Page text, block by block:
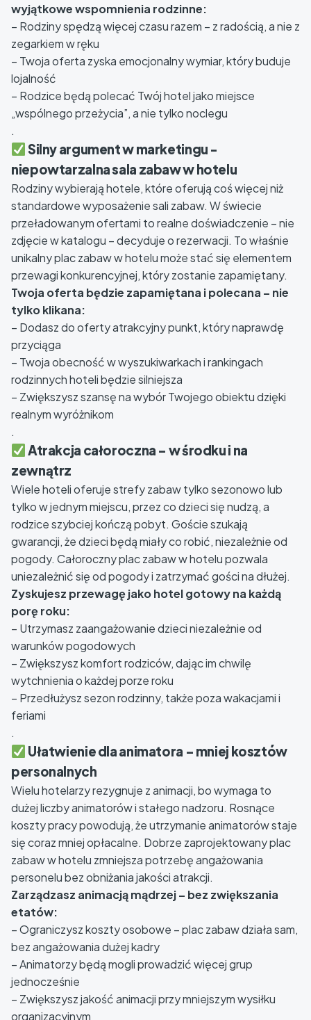
wyjątkowe wspomnienia rodzinne:
– Rodziny spędzą więcej czasu razem – z radością, a nie z
zegarkiem w ręku
– Twoja oferta zyska emocjonalny wymiar, który buduje
lojalność
– Rodzice będą polecać Twój hotel jako miejsce
„wspólnego przeżycia”, a nie tylko noclegu
.
Silny argument w marketingu -
niepowtarzalna sala zabaw w hotelu
Rodziny wybierają hotele, które oferują coś więcej niż
standardowe wyposażenie sali zabaw. W świecie
przeładowanym ofertami to realne doświadczenie – nie
zdjęcie w katalogu – decyduje o rezerwacji. To właśnie
unikalny plac zabaw w hotelu może stać się elementem
przewagi konkurencyjnej, który zostanie zapamiętany.
Twoja oferta będzie zapamiętana i polecana – nie
tylko klikana:
– Dodasz do oferty atrakcyjny punkt, który naprawdę
przyciąga
– Twoja obecność w wyszukiwarkach i rankingach
rodzinnych hoteli będzie silniejsza
– Zwiększysz szansę na wybór Twojego obiektu dzięki
realnym wyróżnikom
.
Atrakcja całoroczna – w środku i na
zewnątrz
Wiele hoteli oferuje strefy zabaw tylko sezonowo lub
tylko w jednym miejscu, przez co dzieci się nudzą, a
rodzice szybciej kończą pobyt. Goście szukają
gwarancji, że dzieci będą miały co robić, niezależnie od
pogody. Całoroczny plac zabaw w hotelu pozwala
uniezależnić się od pogody i zatrzymać gości na dłużej.
Zyskujesz przewagę jako hotel gotowy na każdą
porę roku:
– Utrzymasz zaangażowanie dzieci niezależnie od
warunków pogodowych
– Zwiększysz komfort rodziców, dając im chwilę
wytchnienia o każdej porze roku
– Przedłużysz sezon rodzinny, także poza wakacjami i
feriami
.
Ułatwienie dla animatora – mniej kosztów
personalnych
Wielu hotelarzy rezygnuje z animacji, bo wymaga to
dużej liczby animatorów i stałego nadzoru. Rosnące
koszty pracy powodują, że utrzymanie animatorów staje
się coraz mniej opłacalne. Dobrze zaprojektowany plac
zabaw w hotelu zmniejsza potrzebę angażowania
personelu bez obniżania jakości atrakcji.
Zarządzasz animacją mądrzej – bez zwiększania
etatów:
– Ograniczysz koszty osobowe – plac zabaw działa sam,
bez angażowania dużej kadry
– Animatorzy będą mogli prowadzić więcej grup
jednocześnie
– Zwiększysz jakość animacji przy mniejszym wysiłku
organizacyjnym